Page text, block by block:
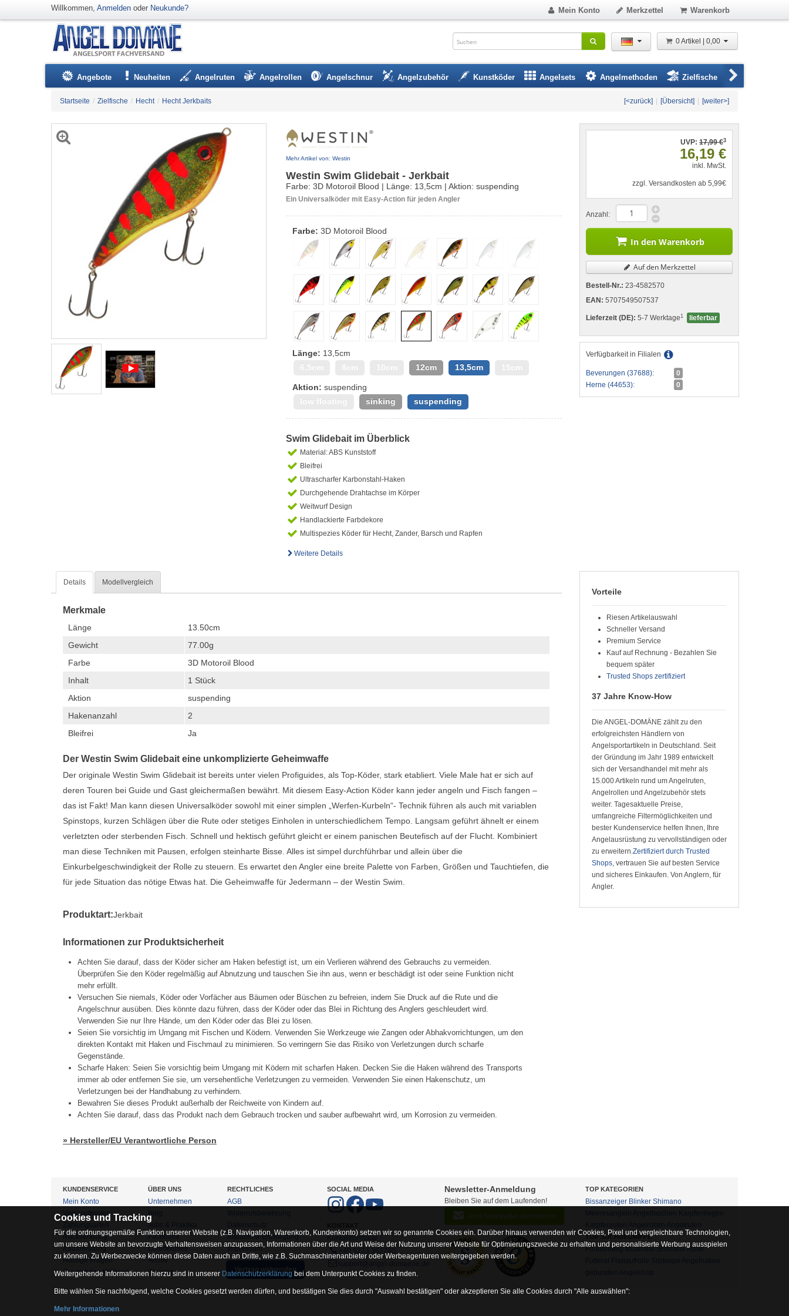
Willkommen, Anmelden oder Neukunde? Mein Konto Merkzettel Warenkorb
0 Artikel | 0,00
Angebote Neuheiten Angelruten Angelrollen Angelschnur Angelzubehör Kunstköder Angelsets Angelmethoden Zielfische
Startseite / Zielfische / Hecht / Hecht Jerkbaits [<zurück] [Übersicht] [weiter>]
Mehr Artikel von: Westin
Westin Swim Glidebait - Jerkbait
Farbe: 3D Motoroil Blood | Länge: 13,5cm | Aktion: suspending
Ein Universalköder mit Easy-Action für jeden Angler
Farbe: 3D Motoroil Blood
Länge: 13,5cm
6,5cm 8cm 10cm 12cm 13,5cm 15cm
Aktion: suspending
low floating sinking suspending
Swim Glidebait im Überblick
Material: ABS Kunststoff
Bleifrei
Ultrascharfer Karbonstahl-Haken
Durchgehende Drahtachse im Körper
Weitwurf Design
Handlackierte Farbdekore
Multispezies Köder für Hecht, Zander, Barsch und Rapfen
Weitere Details
UVP: 17,99 €3
16,19 €
inkl. MwSt.
zzgl. Versandkosten ab 5,99€
Anzahl:
In den Warenkorb
Auf den Merkzettel
Bestell-Nr.: 23-4582570
EAN: 5707549507537
Lieferzeit (DE): 5-7 Werktage 1 lieferbar
Verfügbarkeit in Filialen
Beverungen (37688):
0
Herne (44653):
0
Details Modellvergleich
Merkmale
Länge
13.50cm
Gewicht
77.00g
Farbe
3D Motoroil Blood
Inhalt
1 Stück
Aktion
suspending
Hakenanzahl
2
Bleifrei
Ja
Der Westin Swim Glidebait eine unkomplizierte Geheimwaffe
Der originale Westin Swim Glidebait ist bereits unter vielen Profiguides, als Top-Köder, stark etabliert. Viele Male hat er sich auf
deren Touren bei Guide und Gast gleichermaßen bewährt. Mit diesem Easy-Action Köder kann jeder angeln und Fisch fangen –
das ist Fakt! Man kann diesen Universalköder sowohl mit einer simplen „Werfen-Kurbeln“- Technik führen als auch mit variablen
Spinstops, kurzen Schlägen über die Rute oder stetiges Einholen in unterschiedlichem Tempo. Langsam geführt ähnelt er einem
verletzten oder sterbenden Fisch. Schnell und hektisch geführt gleicht er einem panischen Beutefisch auf der Flucht. Kombiniert
man diese Techniken mit Pausen, erfolgen steinharte Bisse. Alles ist simpel durchführbar und allein über die
Einkurbelgeschwindigkeit der Rolle zu steuern. Es erwartet den Angler eine breite Palette von Farben, Größen und Tauchtiefen, die
für jede Situation das nötige Etwas hat. Die Geheimwaffe für Jedermann – der Westin Swim.
Produktart:Jerkbait
Informationen zur Produktsicherheit
Achten Sie darauf, dass der Köder sicher am Haken befestigt ist, um ein Verlieren während des Gebrauchs zu vermeiden.
Überprüfen Sie den Köder regelmäßig auf Abnutzung und tauschen Sie ihn aus, wenn er beschädigt ist oder seine Funktion nicht
mehr erfüllt.
Versuchen Sie niemals, Köder oder Vorfächer aus Bäumen oder Büschen zu befreien, indem Sie Druck auf die Rute und die
Angelschnur ausüben. Dies könnte dazu führen, dass der Köder oder das Blei in Richtung des Anglers geschleudert wird.
Verwenden Sie nur Ihre Hände, um den Köder oder das Blei zu lösen.
Seien Sie vorsichtig im Umgang mit Fischen und Ködern. Verwenden Sie Werkzeuge wie Zangen oder Abhakvorrichtungen, um den
direkten Kontakt mit Haken und Fischmaul zu minimieren. So verringern Sie das Risiko von Verletzungen durch scharfe
Gegenstände.
Scharfe Haken: Seien Sie vorsichtig beim Umgang mit Ködern mit scharfen Haken. Decken Sie die Haken während des Transports
immer ab oder entfernen Sie sie, um versehentliche Verletzungen zu vermeiden. Verwenden Sie einen Hakenschutz, um
Verletzungen bei der Handhabung zu verhindern.
Bewahren Sie dieses Produkt außerhalb der Reichweite von Kindern auf.
Achten Sie darauf, dass das Produkt nach dem Gebrauch trocken und sauber aufbewahrt wird, um Korrosion zu vermeiden.
» Hersteller/EU Verantwortliche Person
Vorteile
Riesen Artikelauswahl
Schneller Versand
Premium Service
Kauf auf Rechnung - Bezahlen Sie
bequem später
Trusted Shops zertifiziert
37 Jahre Know-How
Die ANGEL-DOMÄNE zählt zu den
erfolgreichsten Händlern von
Angelsportartikeln in Deutschland. Seit
der Gründung im Jahr 1989 entwickelt
sich der Versandhandel mit mehr als
15.000 Artikeln rund um Angelruten,
Angelrollen und Angelzubehör stets
weiter. Tagesaktuelle Preise,
umfangreiche Filtermöglichkeiten und
bester Kundenservice helfen Ihnen, Ihre
Angelausrüstung zu vervollständigen oder
zu erweitern.Zertifiziert durch Trusted
Shops, vertrauen Sie auf besten Service
und sicheres Einkaufen. Von Anglern, für
Angler.
KUNDENSERVICE
Mein Konto
Versandkosten
Rücksendung
Kaufberatung
Häufige Fragen
Zur mobilen Webseite
ÜBER UNS
Unternehmen
Jobs & Praktika
Facebook
Osterfeldsee
Archiv
Sitemap
RECHTLICHES
AGB
Altbatterie-Entsorgung
Impressum
Vertrag widerrufen
SOCIAL MEDIA
Kontaktformular
Newsletter-Anmeldung
Bleiben Sie auf dem Laufenden!
Jetzt Newsletter abonnieren
TOP KATEGORIEN
Bissanzeiger Blinker Shimano
TOP SUCHBEGRIFFE
Forellenteig Multirolle Shimano Rolle
Cookies und Tracking
Für die ordnungsgemäße Funktion unserer Website (z.B. Navigation, Warenkorb, Kundenkonto) setzen wir so genannte Cookies ein. Darüber hinaus verwenden wir Cookies, Pixel und vergleichbare Technologien,
um unsere Website an bevorzugte Verhaltensweisen anzupassen, Informationen über die Art und Weise der Nutzung unserer Website für Optimierungszwecke zu erhalten und personalisierte Werbung ausspielen
zu können. Zu Werbezwecke können diese Daten auch an Dritte, wie z.B. Suchmaschinenanbieter oder Werbeagenturen weitergegeben werden.
Weitergehende Informationen hierzu sind in unserer Datenschutzerklärung bei dem Unterpunkt Cookies zu finden.
Bitte wählen Sie nachfolgend, welche Cookies gesetzt werden dürfen, und bestätigen Sie dies durch "Auswahl bestätigen" oder akzeptieren Sie alle Cookies durch "Alle auswählen":
Mehr Informationen